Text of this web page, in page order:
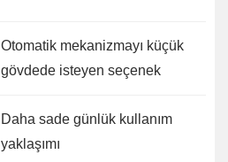
Otomatik mekanizmayı küçük
gövdede isteyen seçenek
Daha sade günlük kullanım
yaklaşımı